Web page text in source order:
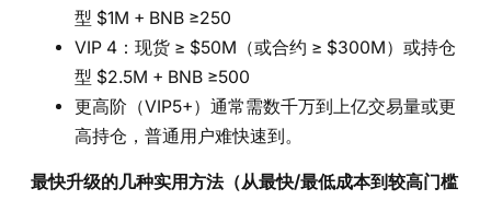
型 $1M + BNB ≥250
VIP 4：现货 ≥ $50M（或合约 ≥ $300M）或持仓
型 $2.5M + BNB ≥500
更高阶（VIP5+）通常需数千万到上亿交易量或更
高持仓，普通用户难快速到。
最快升级的几种实用方法（从最快/最低成本到较高门槛